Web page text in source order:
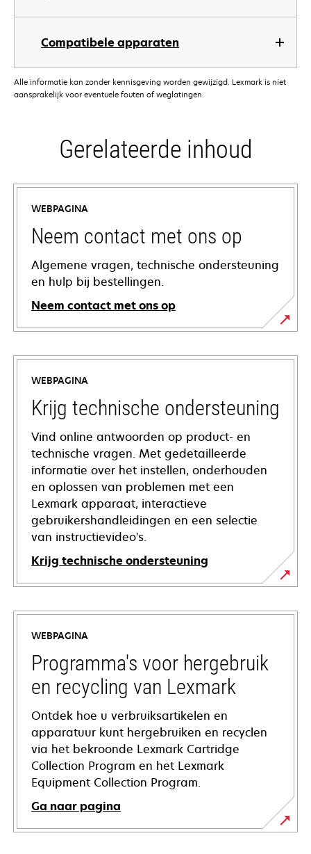
Compatibele apparaten
Alle informatie kan zonder kennisgeving worden gewijzigd. Lexmark is niet
aansprakelijk voor eventuele fouten of weglatingen.
Gerelateerde inhoud
WEBPAGINA
Neem contact met ons op
Algemene vragen, technische ondersteuning
en hulp bij bestellingen.
Neem contact met ons op
WEBPAGINA
Krijg technische ondersteuning
Vind online antwoorden op product- en
technische vragen. Met gedetailleerde
informatie over het instellen, onderhouden
en oplossen van problemen met een
Lexmark apparaat, interactieve
gebruikershandleidingen en een selectie
van instructievideo's.
Krijg technische ondersteuning
opens
in
new
tab
WEBPAGINA
Programma's voor hergebruik
en recycling van Lexmark
Ontdek hoe u verbruiksartikelen en
apparatuur kunt hergebruiken en recyclen
via het bekroonde Lexmark Cartridge
Collection Program en het Lexmark
Equipment Collection Program.
Ga naar pagina